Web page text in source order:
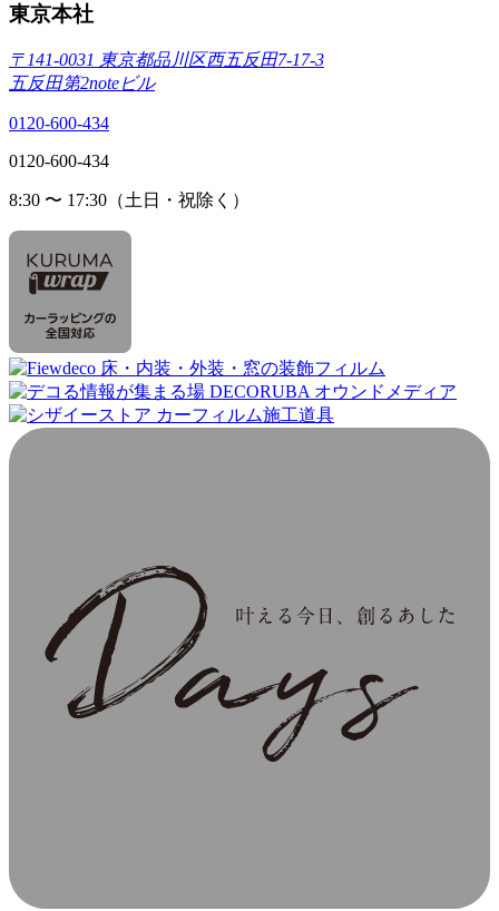
東京本社
〒141-0031 東京都品川区西五反田7-17-3
五反田第2noteビル
0120-600-434
0120-600-434
8:30 〜 17:30（土日・祝除く）